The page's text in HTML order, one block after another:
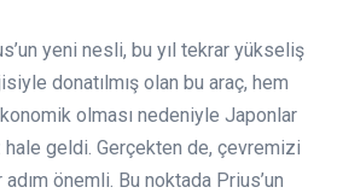
yeni nesli, bu yıl tekrar yükseliş
donatılmış olan bu araç, hem
olması nedeniyle Japonlar
geldi. Gerçekten de, çevremizi
önemli. Bu noktada Prius’un